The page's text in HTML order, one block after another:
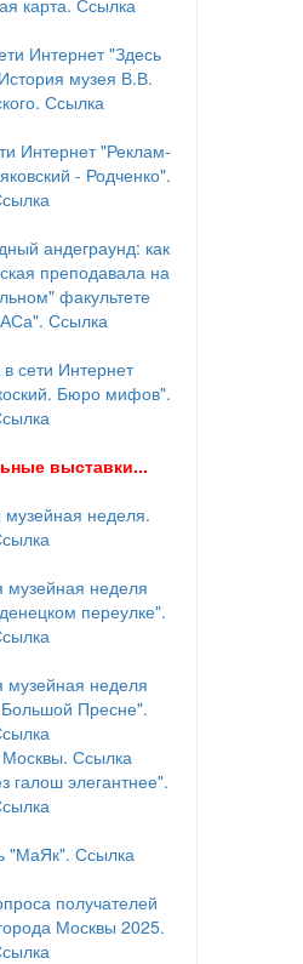
выставки...